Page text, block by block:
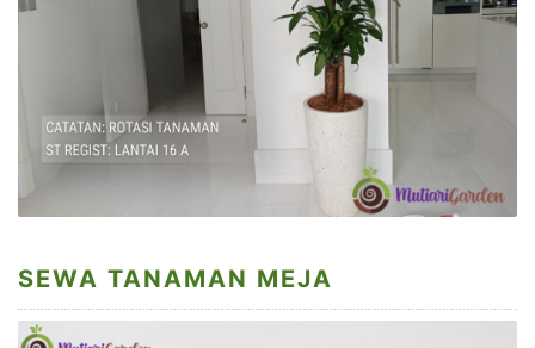
SEWA TANAMAN MEJA